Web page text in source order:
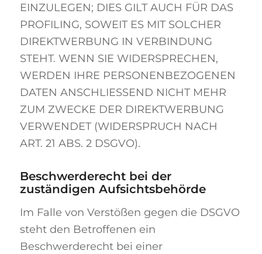
EINZULEGEN; DIES GILT AUCH FÜR DAS
PROFILING, SOWEIT ES MIT SOLCHER
DIREKTWERBUNG IN VERBINDUNG
STEHT. WENN SIE WIDERSPRECHEN,
WERDEN IHRE PERSONENBEZOGENEN
DATEN ANSCHLIESSEND NICHT MEHR
ZUM ZWECKE DER DIREKTWERBUNG
VERWENDET (WIDERSPRUCH NACH
ART. 21 ABS. 2 DSGVO).
Beschwerde­recht bei der
zuständigen Aufsichts­behörde
Im Falle von Verstößen gegen die DSGVO
steht den Betroffenen ein
Beschwerderecht bei einer